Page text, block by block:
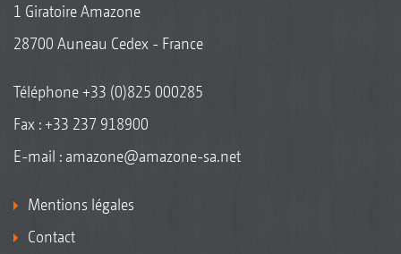
1 Giratoire Amazone
28700 Auneau Cedex - France
Téléphone+33 (0)825 000285
Fax : +33 237 918900
E-mail : amazone@amazone-sa.net
Mentions légales
Contact